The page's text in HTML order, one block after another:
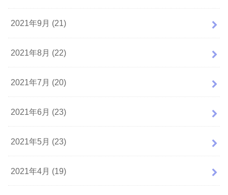
2021年9月 (21)
2021年8月 (22)
2021年7月 (20)
2021年6月 (23)
2021年5月 (23)
2021年4月 (19)